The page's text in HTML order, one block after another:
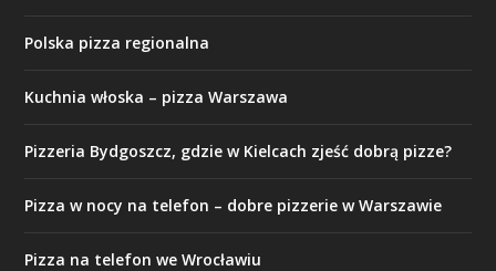
Polska pizza regionalna
Kuchnia włoska – pizza Warszawa
Pizzeria Bydgoszcz, gdzie w Kielcach zjeść dobrą pizze?
Pizza w nocy na telefon – dobre pizzerie w Warszawie
Pizza na telefon we Wrocławiu